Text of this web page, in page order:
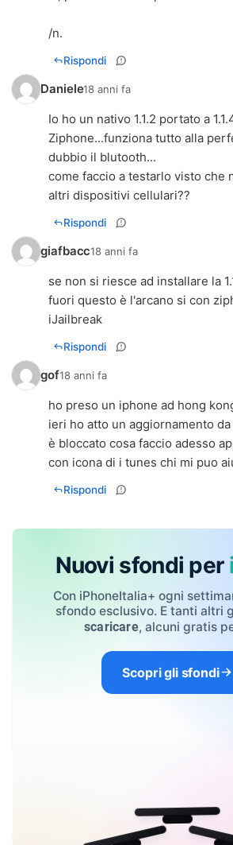
/n.
Rispondi
Daniele18 anni fa
Io ho un nativo 1.1.2 portato a
Ziphone...funziona tutto alla
dubbio il blutooth...
come faccio a testarlo visto che
altri dispositivi cellulari??
Rispondi
giafbacc18 anni fa
se non si riesce ad installare la
fuori questo è l'arcano si con
iJailbreak
Rispondi
gof18 anni fa
ho preso un iphone ad hong
ieri ho atto un aggiornamento
è bloccato cosa faccio adesso
con icona di i tunes chi mi puo
Rispondi
Nuovi sfondi per
Con iPhoneItalia+ ogni
sfondo esclusivo. E tanti altri
scaricare, alcuni gratis
Scopri gli sfondi